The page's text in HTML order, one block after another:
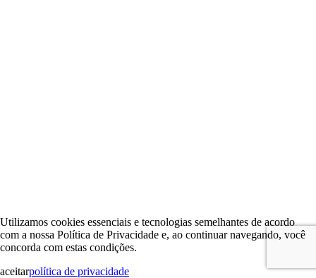
Utilizamos cookies essenciais e tecnologias semelhantes de acordo
com a nossa Política de Privacidade e, ao continuar navegando, você
concorda com estas condições.
aceitarpolítica de privacidade